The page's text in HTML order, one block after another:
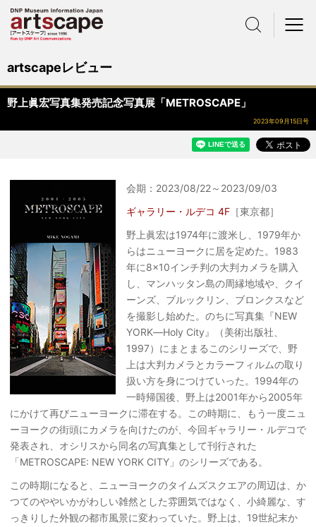
artscapeレビュー
野上眞宏写真集発売記念写真展「METROSCAPE」
2023年09月15日号
会期：2023/08/22～2023/09/03
ギャラリー・ルデコ 4F ［東京都］
野上眞宏は1974年に渡米し、1979年か
らはニューヨークに居を定めた。1983
年に8×10インチ判の大判カメラを購入
し、マンハッタン島の周縁地域や、クイ
ーンズ、ブルックリン、ブロンクスなど
を撮影し始めた。のちに写真集『NEW
YORK―Holy City』（美術出版社、
1997）にまとまるこのシリーズで、野
上は大判カメラとカラーフィルムの取り
扱い方を身につけていった。1994年の
一時帰国後、野上は2001年から2005年
にかけて再びニューヨークに滞在する。この時期に、もう一度ニュ
ーヨークの街頭にカメラを向けたのが、今回ギャラリー・ルデコで
発表され、オシリスから同名の写真集として刊行された
「METROSCAPE: NEW YORK CITY」のシリーズである。
この時期になると、ニューヨークのタイムズスクエアの周辺は、か
つてのややいかがわしい雑然とした雰囲気ではなく、小綺麗な、す
っきりした外観の都市風景に変わっていた。野上は、19世紀末か
サイト内検索